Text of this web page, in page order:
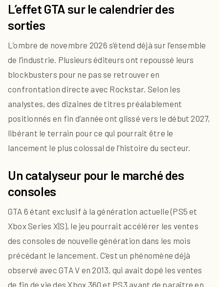
L’effet GTA sur le calendrier des
sorties
L’ombre de novembre 2026 s’étend déjà sur l’ensemble
de l’industrie. Plusieurs éditeurs ont repoussé leurs
blockbusters pour ne pas se retrouver en
confrontation directe avec Rockstar. Selon les
analystes, des dizaines de titres préalablement
positionnés en fin d’année ont glissé vers le début 2027,
libérant le terrain pour ce qui pourrait être le
lancement le plus colossal de l’histoire du secteur.
Un catalyseur pour le marché des
consoles
GTA 6 étant exclusif à la génération actuelle (PS5 et
Xbox Series X|S), le jeu pourrait accélérer les ventes
des consoles de nouvelle génération dans les mois
précédant le lancement. C’est un phénomène déjà
observé avec GTA V en 2013, qui avait dopé les ventes
de fin de vie des Xbox 360 et PS3 avant de paraître en